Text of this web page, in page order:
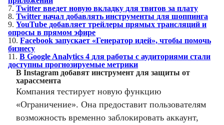
7. Twitter введет новую вкладку для твитов за плату
8. Twitter начал добавлять инструменты для шоппинга
9. YouTube добавляет трейлеры прямых трансляций и
опросы в прямом эфире
10. Facebook запускает «Генератор идей», чтобы помочь
бизнесу
11. В Google Analytics 4 для работы с аудиториями стали
доступны прогнозируемые метрики
В Instagram добавят инструмент для защиты от
харассмента
Компания тестирует новую функцию
«Ограничение». Она предоставит пользователям
возможность временно заблокировать аккаунт,